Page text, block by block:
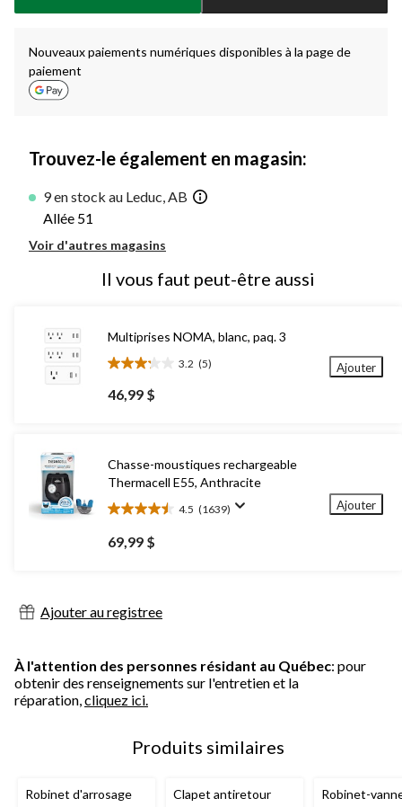
à
Nouveaux paiements numériques disponibles à la page de
paiement
Trouvez-le également en magasin:
9 en stock au Leduc, AB
Allée 51
Voir d'autres magasins
Il vous faut peut-être aussi
Multiprises NOMA, blanc, paq. 3
3.2 (5)
3.2
étoile(s)
sur
évaluations
46,99 $
Ajouter
Chasse-moustiques rechargeable
Thermacell E55, Anthracite
4.5 (1639)
4.5
étoile(s)
sur
69,99 $
Ajouter
Ajouter au registree
À l'attention des personnes résidant au Québec: pour
obtenir des renseignements sur l'entretien et la
réparation,cliquez ici.
Produits similaires
Robinet d'arrosage
Clapet antiretour
Robinet-